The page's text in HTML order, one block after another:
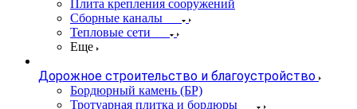
Плита крепления сооружений
Сборные каналы
Тепловые сети
Еще
Дорожное строительство и благоустройство
Бордюрный камень (БР)
Тротуарная плитка и бордюры